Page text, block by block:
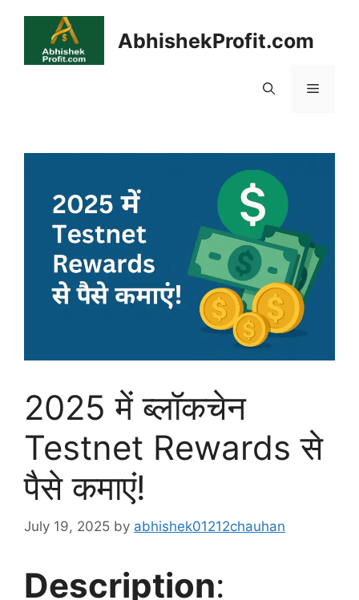
content
AbhishekProfit.com
Menu
2025 में ब्लॉकचेन
Testnet Rewards से
पैसे कमाएं!
July 19, 2025 by abhishek01212chauhan
Description: